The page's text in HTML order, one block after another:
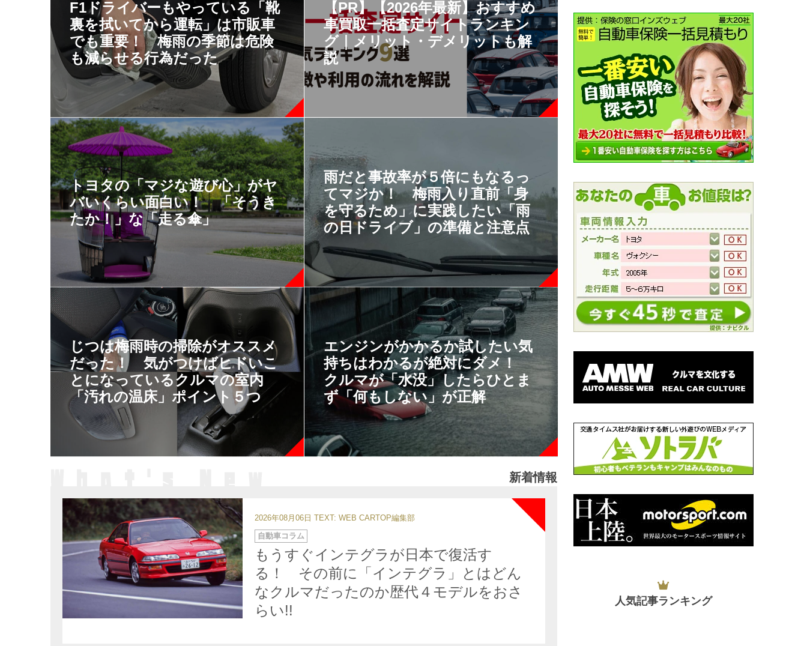
F1ドライバーもやっている「靴
裏を拭いてから運転」は市販車
でも重要！ 梅雨の季節は危険
も減らせる行為だった
【PR】【2026年最新】おすすめ
車買取一括査定サイトランキン
グ｜メリット・デメリットも解
説
トヨタの「マジな遊び心」がヤ
バいくらい面白い！ 「そうき
たか！」な「走る傘」
雨だと事故率が５倍にもなるっ
てマジか！ 梅雨入り直前「身
を守るため」に実践したい「雨
の日ドライブ」の準備と注意点
じつは梅雨時の掃除がオススメ
だった！ 気がつけばヒドいこ
とになっているクルマの室内
「汚れの温床」ポイント５つ
エンジンがかかるか試したい気
持ちはわかるが絶対にダメ！
クルマが「水没」したらひとま
ず「何もしない」が正解
新着情報
NEW
2026年08月06日 TEXT: WEB CARTOP編集部
もうすぐインテグラが日本で復活す
る！ その前に「インテグラ」とはどん
なクルマだったのか歴代４モデルをおさ
らい!!
カ
テ
ゴ
リ
ー
自動車コラム
人気記事ランキング